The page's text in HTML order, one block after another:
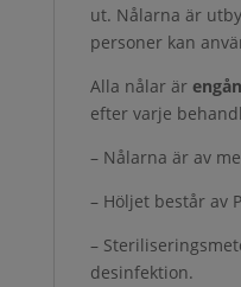
ut. Nålarna är
personer kan
Alla nålar är
efter varje
– Nålarna är av
– Höljet består av
–
desinfektion.